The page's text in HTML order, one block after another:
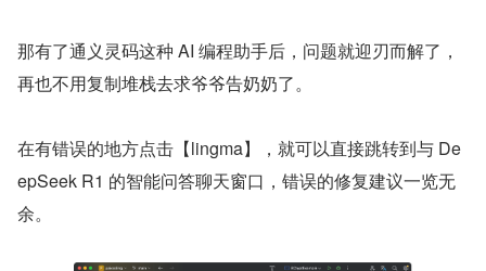
那有了通义灵码这种 AI 编程助手后，问题就迎刃而解了，
再也不用复制堆栈去求爷爷告奶奶了。
在有错误的地方点击【lingma】，就可以直接跳转到与 De
epSeek R1 的智能问答聊天窗口，错误的修复建议一览无
余。